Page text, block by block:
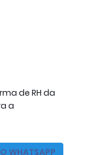
de RH da
a
WHATSAPP